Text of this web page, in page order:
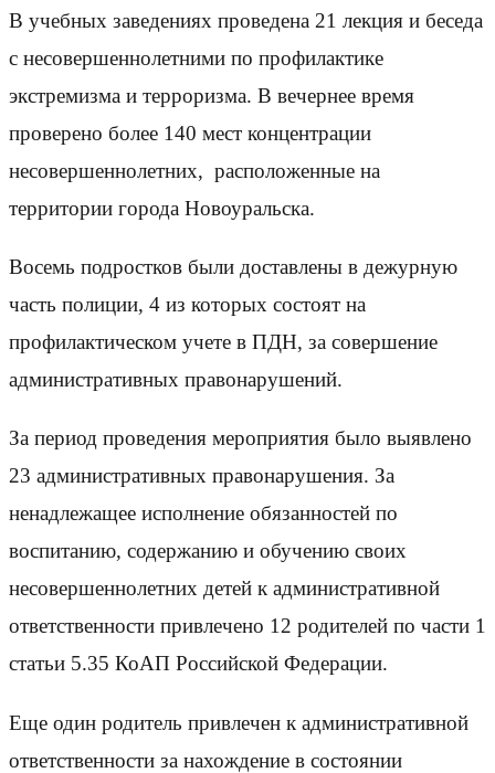
В учебных заведениях проведена 21 лекция и беседа
с несовершеннолетними по профилактике
экстремизма и терроризма. В вечернее время
проверено более 140 мест концентрации
несовершеннолетних, расположенные на
территории города Новоуральска.
Восемь подростков были доставлены в дежурную
часть полиции, 4 из которых состоят на
профилактическом учете в ПДН, за совершение
административных правонарушений.
За период проведения мероприятия было выявлено
23 административных правонарушения. За
ненадлежащее исполнение обязанностей по
воспитанию, содержанию и обучению своих
несовершеннолетних детей к административной
ответственности привлечено 12 родителей по части 1
статьи 5.35 КоАП Российской Федерации.
Еще один родитель привлечен к административной
ответственности за нахождение в состоянии